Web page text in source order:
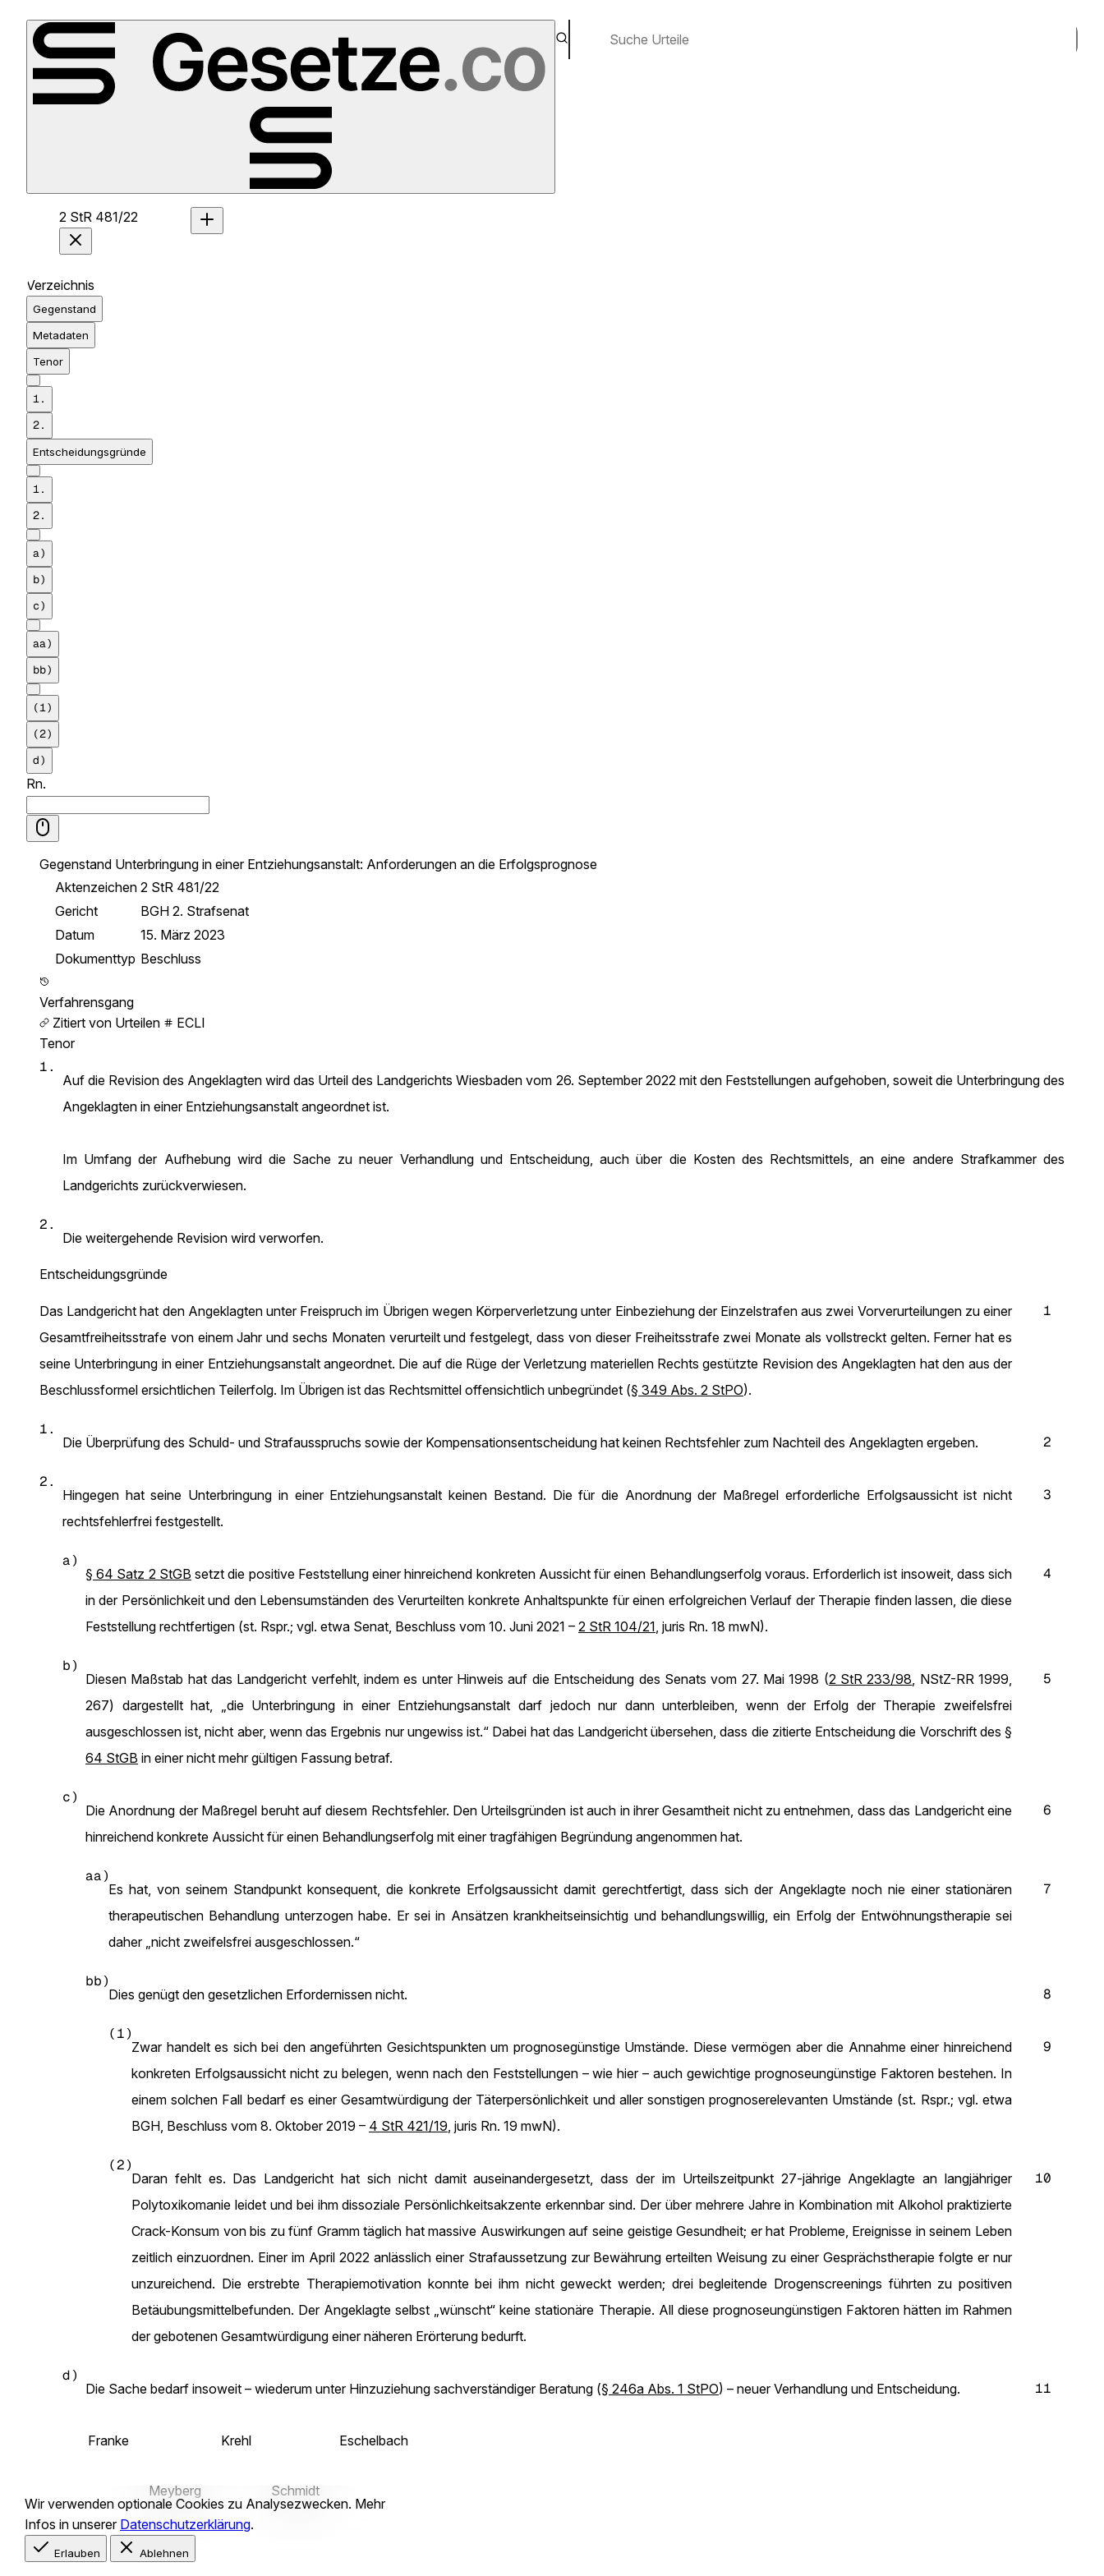
2 StR 481/22
Verzeichnis
Gegenstand
Metadaten
Tenor
1.
2.
Entscheidungsgründe
1.
2.
a)
b)
c)
aa)
bb)
(1)
(2)
d)
Rn.
Gegenstand Unterbringung in einer Entziehungsanstalt: Anforderungen an die Erfolgsprognose
Aktenzeichen 2 StR 481/22
Gericht
BGH 2. Strafsenat
Datum
15. März 2023
Dokumenttyp Beschluss
Verfahrensgang
Zitiert von Urteilen
ECLI
Tenor
1.
Auf die Revision des Angeklagten wird das Urteil des Landgerichts Wiesbaden vom 26. September 2022 mit den Feststellungen aufgehoben, soweit die Unterbringung des
Angeklagten in einer Entziehungsanstalt angeordnet ist.
Im Umfang der Aufhebung wird die Sache zu neuer Verhandlung und Entscheidung, auch über die Kosten des Rechtsmittels, an eine andere Strafkammer des
Landgerichts zurückverwiesen.
2.
Die weitergehende Revision wird verworfen.
Entscheidungsgründe
1
Das Landgericht hat den Angeklagten unter Freispruch im Übrigen wegen Körperverletzung unter Einbeziehung der Einzelstrafen aus zwei Vorverurteilungen zu einer
Gesamtfreiheitsstrafe von einem Jahr und sechs Monaten verurteilt und festgelegt, dass von dieser Freiheitsstrafe zwei Monate als vollstreckt gelten. Ferner hat es
seine Unterbringung in einer Entziehungsanstalt angeordnet. Die auf die Rüge der Verletzung materiellen Rechts gestützte Revision des Angeklagten hat den aus der
Beschlussformel ersichtlichen Teilerfolg. Im Übrigen ist das Rechtsmittel offensichtlich unbegründet (§ 349 Abs. 2 StPO).
1.
2
Die Überprüfung des Schuld- und Strafausspruchs sowie der Kompensationsentscheidung hat keinen Rechtsfehler zum Nachteil des Angeklagten ergeben.
2.
3
Hingegen hat seine Unterbringung in einer Entziehungsanstalt keinen Bestand. Die für die Anordnung der Maßregel erforderliche Erfolgsaussicht ist nicht
rechtsfehlerfrei festgestellt.
a)
4
§ 64 Satz 2 StGB setzt die positive Feststellung einer hinreichend konkreten Aussicht für einen Behandlungserfolg voraus. Erforderlich ist insoweit, dass sich
in der Persönlichkeit und den Lebensumständen des Verurteilten konkrete Anhaltspunkte für einen erfolgreichen Verlauf der Therapie finden lassen, die diese
Feststellung rechtfertigen (st. Rspr.; vgl. etwa Senat, Beschluss vom 10. Juni 2021 – 2 StR 104/21, juris Rn. 18 mwN).
b)
5
Diesen Maßstab hat das Landgericht verfehlt, indem es unter Hinweis auf die Entscheidung des Senats vom 27. Mai 1998 (2 StR 233/98, NStZ-RR 1999,
267) dargestellt hat, „die Unterbringung in einer Entziehungsanstalt darf jedoch nur dann unterbleiben, wenn der Erfolg der Therapie zweifelsfrei
ausgeschlossen ist, nicht aber, wenn das Ergebnis nur ungewiss ist.“ Dabei hat das Landgericht übersehen, dass die zitierte Entscheidung die Vorschrift des §
64 StGB in einer nicht mehr gültigen Fassung betraf.
c)
6
Die Anordnung der Maßregel beruht auf diesem Rechtsfehler. Den Urteilsgründen ist auch in ihrer Gesamtheit nicht zu entnehmen, dass das Landgericht eine
hinreichend konkrete Aussicht für einen Behandlungserfolg mit einer tragfähigen Begründung angenommen hat.
aa)
7
Es hat, von seinem Standpunkt konsequent, die konkrete Erfolgsaussicht damit gerechtfertigt, dass sich der Angeklagte noch nie einer stationären
therapeutischen Behandlung unterzogen habe. Er sei in Ansätzen krankheitseinsichtig und behandlungswillig, ein Erfolg der Entwöhnungstherapie sei
daher „nicht zweifelsfrei ausgeschlossen.“
bb)
8
Dies genügt den gesetzlichen Erfordernissen nicht.
(1)
9
Zwar handelt es sich bei den angeführten Gesichtspunkten um prognosegünstige Umstände. Diese vermögen aber die Annahme einer hinreichend
konkreten Erfolgsaussicht nicht zu belegen, wenn nach den Feststellungen – wie hier – auch gewichtige prognoseungünstige Faktoren bestehen. In
einem solchen Fall bedarf es einer Gesamtwürdigung der Täterpersönlichkeit und aller sonstigen prognoserelevanten Umstände (st. Rspr.; vgl. etwa
BGH, Beschluss vom 8. Oktober 2019 – 4 StR 421/19, juris Rn. 19 mwN).
(2)
10
Daran fehlt es. Das Landgericht hat sich nicht damit auseinandergesetzt, dass der im Urteilszeitpunkt 27-jährige Angeklagte an langjähriger
Polytoxikomanie leidet und bei ihm dissoziale Persönlichkeitsakzente erkennbar sind. Der über mehrere Jahre in Kombination mit Alkohol praktizierte
Crack-Konsum von bis zu fünf Gramm täglich hat massive Auswirkungen auf seine geistige Gesundheit; er hat Probleme, Ereignisse in seinem Leben
zeitlich einzuordnen. Einer im April 2022 anlässlich einer Strafaussetzung zur Bewährung erteilten Weisung zu einer Gesprächstherapie folgte er nur
unzureichend. Die erstrebte Therapiemotivation konnte bei ihm nicht geweckt werden; drei begleitende Drogenscreenings führten zu positiven
Betäubungsmittelbefunden. Der Angeklagte selbst „wünscht“ keine stationäre Therapie. All diese prognoseungünstigen Faktoren hätten im Rahmen
der gebotenen Gesamtwürdigung einer näheren Erörterung bedurft.
d)
11
Die Sache bedarf insoweit – wiederum unter Hinzuziehung sachverständiger Beratung (§ 246a Abs. 1 StPO) – neuer Verhandlung und Entscheidung.
Franke Krehl Eschelbach
Meyberg
Schmidt
Wir verwenden optionale Cookies zu Analysezwecken. Mehr
Infos in unserer Datenschutzerklärung.
Erlauben Ablehnen